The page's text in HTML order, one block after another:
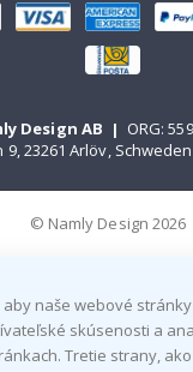
Design AB | ORG:
23261 Arlöv, Schweden
© Namly Design 2026
aby naše webové
skúsenosti a
Tretie strany,